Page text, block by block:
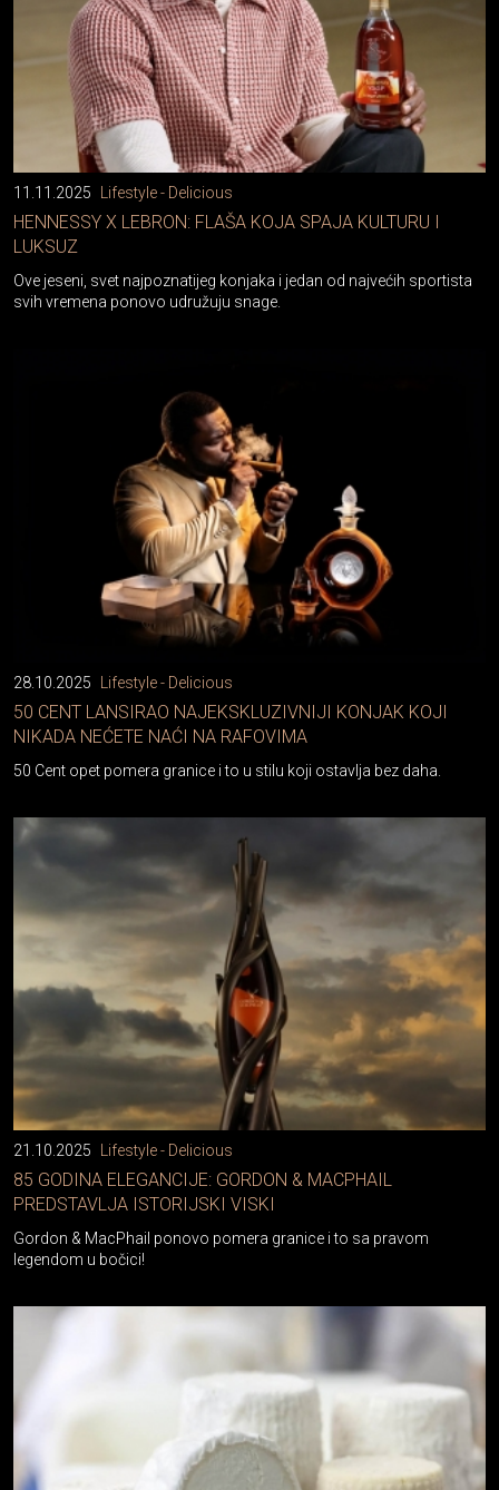
11.11.2025 Lifestyle - Delicious
HENNESSY X LEBRON: FLAŠA KOJA SPAJA KULTURU I
LUKSUZ
Ove jeseni, svet najpoznatijeg konjaka i jedan od najvećih sportista
svih vremena ponovo udružuju snage.
28.10.2025 Lifestyle - Delicious
50 CENT LANSIRAO NAJEKSKLUZIVNIJI KONJAK KOJI
NIKADA NEĆETE NAĆI NA RAFOVIMA
50 Cent opet pomera granice i to u stilu koji ostavlja bez daha.
21.10.2025 Lifestyle - Delicious
85 GODINA ELEGANCIJE: GORDON & MACPHAIL
PREDSTAVLJA ISTORIJSKI VISKI
Gordon & MacPhail ponovo pomera granice i to sa pravom
legendom u bočici!